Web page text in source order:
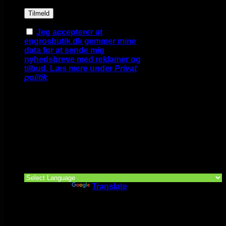
Jeg accepterer at
engrosbutik.dk gemmer mine
data for at sende mig
nyhedsbreve med reklamer og
tilbud. Læs mere under Privat
politik
Translate